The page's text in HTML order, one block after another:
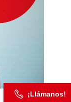
¡Llámanos!